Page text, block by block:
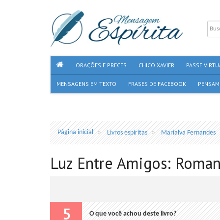
ORAÇÕES E PRECES CHICO XAVIER PASSE
MENSAGENS EM TEXTO FRASES DE FACEBOOK
Página inicial Livros espíritas Marialva Fernandes
Luz Entre Amigos:
5 O que você achou deste livro?